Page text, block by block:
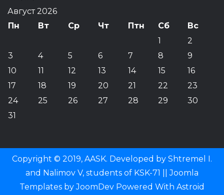
Август 2026
Пн
Вт Ср Чт Птн Сб
Вс
1
2
3
4 5 6 7 8
9
10
11 12 13 14 15
16
17
18 19 20 21 22
23
24
25 26 27 28 29
30
31
Copyright © 2019, AASK. Developed by Shtremel I.
and Nalimov V, students of KSK-71 ||Joomla
Templates byJoomDev Powered With Astroid